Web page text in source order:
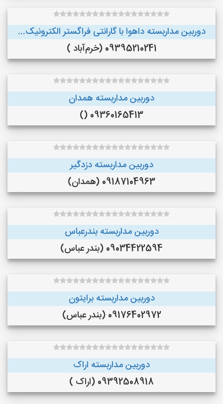
دوربین مداربسته داهوا با گارانتی فراگستر الکترونیک...
09395210241 (خرم‌آباد )
دوربین مداربسته همدان
09360165413 ()
دوربین مداربسته دزدگیر
09187104963 (همدان)
دوربین مداربسته بندرعباس
09034422594 (بندر عباس)
دوربین مداربسته برایتون
09176402972 (بندر عباس)
دوربین مداربسته اراک
09392508918 (اراک )